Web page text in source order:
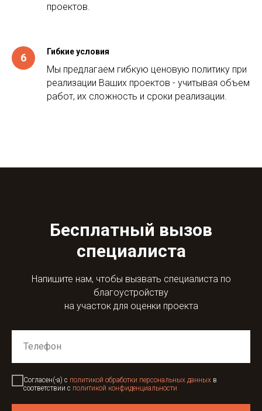
проектов.
Гибкие условия
Мы предлагаем гибкую ценовую политику при
реализации Ваших проектов - учитывая объем
работ, их сложность и сроки реализации.
Бесплатный вызов
специалиста
Напишите нам, чтобы вызвать специалиста по
благоустройству
на участок для оценки проекта
Согласен(-а) с политикой обработки персональных данных в
соответствии с политикой конфиденциальности